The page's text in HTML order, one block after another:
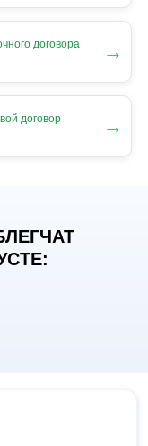
договора
→
договор
→